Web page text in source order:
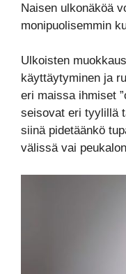
Naisen ulkonäköä
monipuolisemmin
Ulkoisten
käyttäytyminen ja
eri maissa ihmiset
seisovat eri tyylillä
siinä pidetäänkö
välissä vai